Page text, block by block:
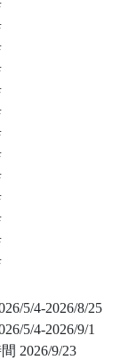
5/4-2026/8/25
5/4-2026/9/1
2026/9/23